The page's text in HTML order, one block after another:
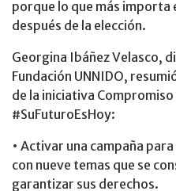
porque lo que más importa
después de la elección.
Georgina Ibáñez Velasco,
Fundación UNNIDO,
de la iniciativa Compromiso
#SuFuturoEsHoy:
• Activar una campaña
con nueve temas que se
garantizar sus derechos.